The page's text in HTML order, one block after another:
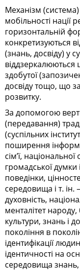
Механізм
мобільності нації
горизонтальній
конкретизуються
(знань, досвіду) у
віддзеркалюються
здобутої
досвіду тощо, що
розвитку.
За допомогою
(передавання)
(суспільних
поширення
сім’ї,
громадської думки
поведінки,
середовища і т.
духовність,
менталітет
культури, знань і
покоління в
ідентифікації
ідентичності на
середовища знань,